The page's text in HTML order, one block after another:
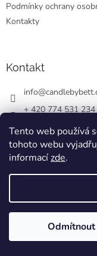
Tento web používá
tohoto webu
informacízde.
Odmítnout
Podmínky ochrany
Kontakty
Kontakt
info@
+ 420 774 531 234
bett_candle_wax
Copyright 2026